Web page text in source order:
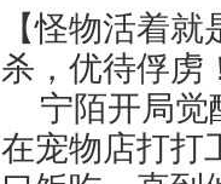
【怪物活着
杀，优待俘虏
宁陌开局觉
在宠物店打打